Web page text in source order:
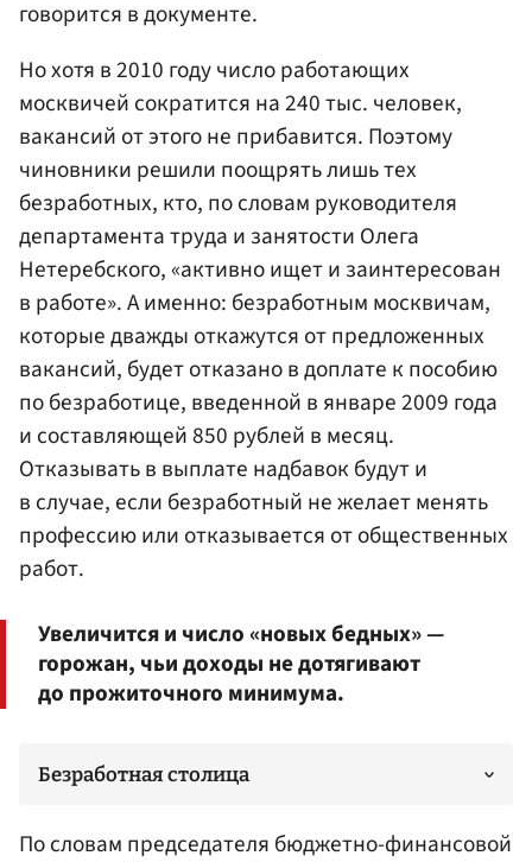
говорится в документе.
Но хотя в 2010 году число работающих
москвичей сократится на 240 тыс. человек,
вакансий от этого не прибавится. Поэтому
чиновники решили поощрять лишь тех
безработных, кто, по словам руководителя
департамента труда и занятости Олега
Нетеребского, «активно ищет и заинтересован
в работе». А именно: безработным москвичам,
которые дважды откажутся от предложенных
вакансий, будет отказано в доплате к пособию
по безработице, введенной в январе 2009 года
и составляющей 850 рублей в месяц.
Отказывать в выплате надбавок будут и
в случае, если безработный не желает менять
профессию или отказывается от общественных
работ.
Увеличится и число «новых бедных» —
горожан, чьи доходы не дотягивают
до прожиточного минимума.
Безработная столица
По словам председателя бюджетно-финансовой